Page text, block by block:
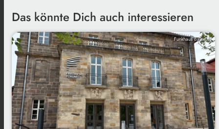
Das könnte Dich auch interessieren
Funkhaus Bayreuth